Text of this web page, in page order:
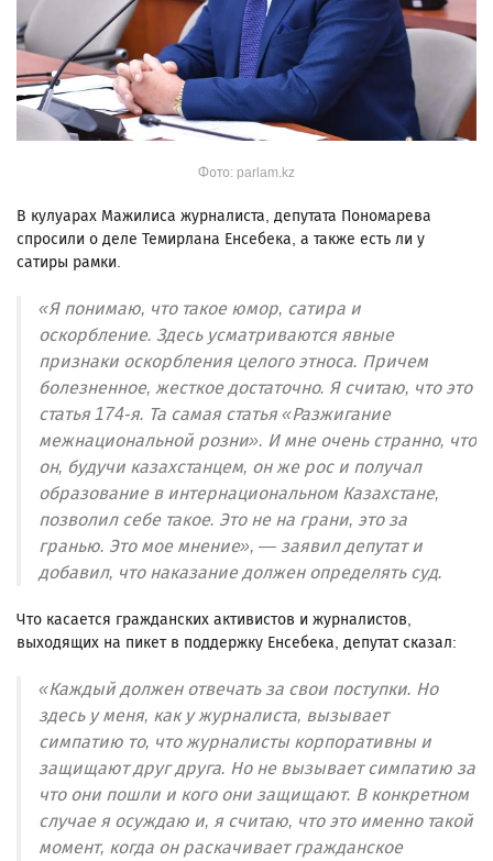
Фото: parlam.kz
В кулуарах Мажилиса журналиста, депутата Пономарева
спросили о деле Темирлана Енсебека, а также есть ли у
сатиры рамки.
«Я понимаю, что такое юмор, сатира и
оскорбление. Здесь усматриваются явные
признаки оскорбления целого этноса. Причем
болезненное, жесткое достаточно. Я считаю, что это
статья 174-я. Та самая статья «Разжигание
межнациональной розни». И мне очень странно, что
он, будучи казахстанцем, он же рос и получал
образование в интернациональном Казахстане,
позволил себе такое. Это не на грани, это за
гранью. Это мое мнение», — заявил депутат и
добавил, что наказание должен определять суд.
Что касается гражданских активистов и журналистов,
выходящих на пикет в поддержку Енсебека, депутат сказал:
«Каждый должен отвечать за свои поступки. Но
здесь у меня, как у журналиста, вызывает
симпатию то, что журналисты корпоративны и
защищают друг друга. Но не вызывает симпатию за
что они пошли и кого они защищают. В конкретном
случае я осуждаю и, я считаю, что это именно такой
момент, когда он раскачивает гражданское